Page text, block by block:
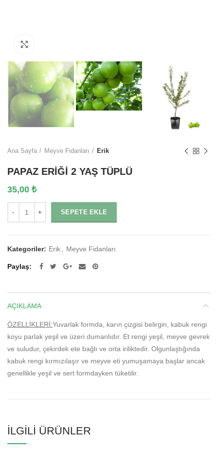
Ana Sayfa Meyve Fidanları Erik
PAPAZ ERİĞİ 2 YAŞ TÜPLÜ
35,00 ₺
SEPETE EKLE
Kategoriler: Erik Meyve Fidanları
Paylaş
AÇIKLAMA
ÖZELLİKLERİ:Yuvarlak formda, karın çizgisi belirgin, kabuk rengi
koyu parlak yeşil ve üzeri dumanlıdır. Et rengi yeşil, meyve gevrek
ve suludur, çekirdek ete bağlı ve orta iriliktedir. Olgunlaştığında
kabuk rengi kırmızılaşır ve meyve eti yumuşamaya başlar ancak
genellikle yeşil ve sert formdayken tüketilir.
İLGILI ÜRÜNLER